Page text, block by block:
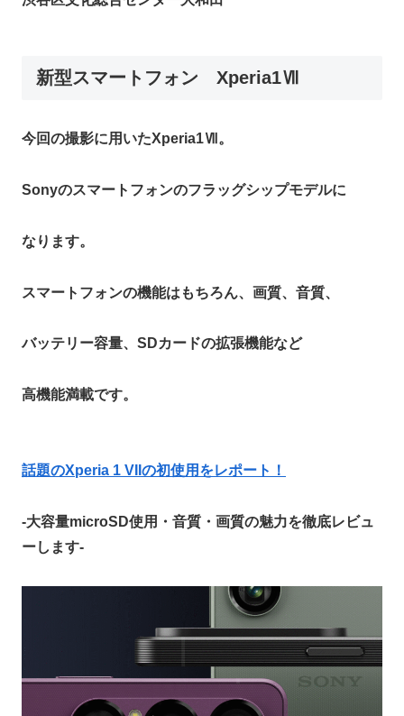
新型スマートフォン Xperia1Ⅶ
今回の撮影に用いたXperia1Ⅶ。
Sonyのスマートフォンのフラッグシップモデルに
なります。
スマートフォンの機能はもちろん、画質、音質、
バッテリー容量、SDカードの拡張機能など
高機能満載です。
話題のXperia 1 VIIの初使用をレポート！
-大容量microSD使用・音質・画質の魅力を徹底レビュ
ーします-